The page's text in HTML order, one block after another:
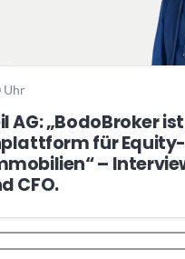
Uhr
AG: „BodoBroker
für Equity-
–
CFO.